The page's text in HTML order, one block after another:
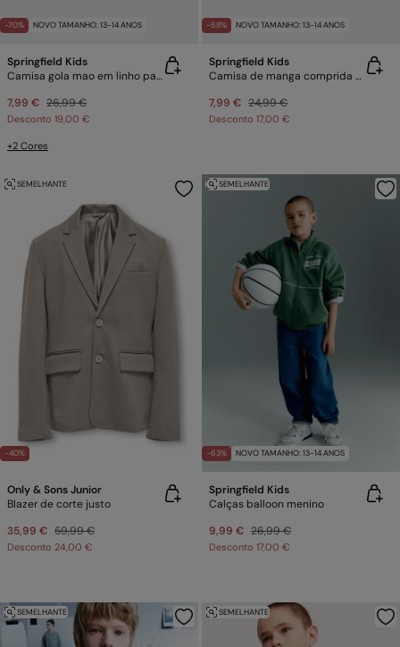
-70% NOVO TAMANHO: 13-14 ANOS
Springfield Kids
Camisa gola mao em linho para criança
7,99 € 26,99 €
Desconto 19,00 €
+2 Cores
-68% NOVO TAMANHO: 13-14 ANOS
Springfield Kids
Camisa de manga comprida às riscas verde para menino
7,99 € 24,99 €
Desconto 17,00 €
-40%
SEMELHANTE
Only & Sons Junior
Blazer de corte justo
35,99 € 59,99 €
Desconto 24,00 €
-63% NOVO TAMANHO: 13-14 ANOS
SEMELHANTE
Springfield Kids
Calças balloon menino
9,99 € 26,99 €
Desconto 17,00 €
SEMELHANTE SEMELHANTE